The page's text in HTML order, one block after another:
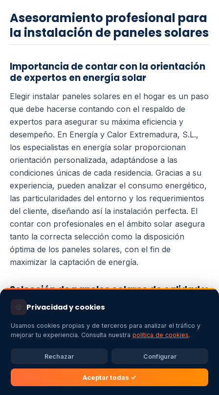
Asesoramiento profesional para
la instalación de paneles solares
Importancia de contar con la orientación
de expertos en energía solar
Elegir instalar paneles solares en el hogar es un paso
que debe hacerse contando con el respaldo de
expertos para asegurar su máxima eficiencia y
desempeño. En Energía y Calor Extremadura, S.L.,
los especialistas en energía solar proporcionan
orientación personalizada, adaptándose a las
condiciones únicas de cada residencia. Gracias a su
experiencia, pueden analizar el consumo energético,
las particularidades del entorno y los requerimientos
del cliente, diseñando así la instalación perfecta. El
contar con profesionales en el ámbito solar asegura
tanto la correcta selección como la disposición
óptima de los paneles solares, con el fin de
maximizar la captación de energía.
Selección de paneles solares de calidad y
rendimiento adecuados
rendimiento y durabilidad es crucial para asegurar su
Extremadura, S.L. cuenta con especialistas en
energía solarque pueden sugerir las alternativas
más adecuadas basándose en las necesidades
🍪 Privacidad y cookies
Usamos cookies propias y de terceros para analizar el tráfico y
mejorar tu experiencia. Consulta nuestrapolítica de cookies.
Rechazar Configurar
Aceptar todas ✓